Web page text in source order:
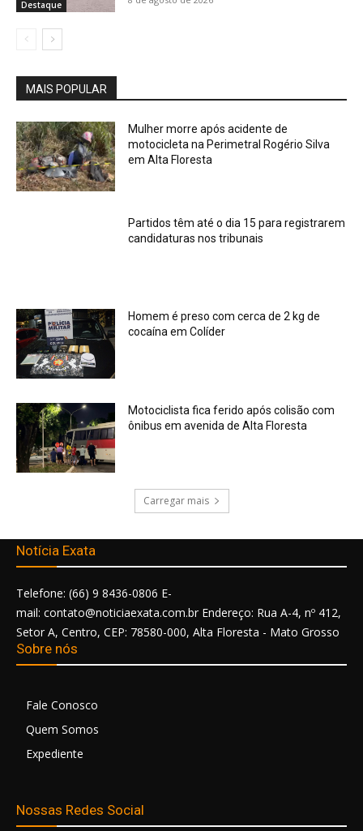
Destaque
MAIS POPULAR
Mulher morre após acidente de
motocicleta na Perimetral Rogério Silva
em Alta Floresta
Partidos têm até o dia 15 para registrarem
candidaturas nos tribunais
Homem é preso com cerca de 2 kg de
cocaína em Colíder
Motociclista fica ferido após colisão com
ônibus em avenida de Alta Floresta
Carregar mais
Notícia Exata
Telefone: (66) 9 8436-0806 E-
mail: contato@noticiaexata.com.br Endereço: Rua A-4, nº 412,
Setor A, Centro, CEP: 78580-000, Alta Floresta - Mato Grosso
Sobre nós
Fale Conosco
Quem Somos
Expediente
Nossas Redes Social